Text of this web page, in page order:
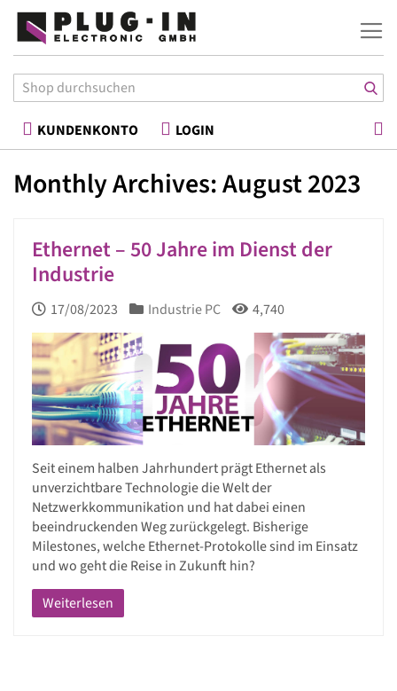
KUNDENKONTO LOGIN
Monthly Archives: August 2023
Ethernet – 50 Jahre im Dienst der
Industrie
17/08/2023 Industrie PC 4,740
Seit einem halben Jahrhundert prägt Ethernet als
unverzichtbare Technologie die Welt der
Netzwerkkommunikation und hat dabei einen
beeindruckenden Weg zurückgelegt. Bisherige
Milestones, welche Ethernet-Protokolle sind im Einsatz
und wo geht die Reise in Zukunft hin?
Weiterlesen